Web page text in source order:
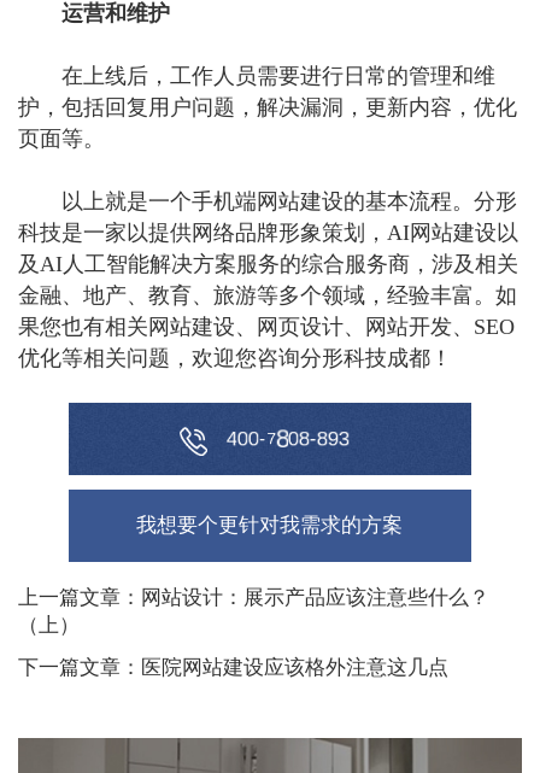
运营和维护
在上线后，工作人员需要进行日常的管理和维
护，包括回复用户问题，解决漏洞，更新内容，优化
页面等。
以上就是一个手机端网站建设的基本流程。分形
科技是一家以提供网络品牌形象策划，AI网站建设以
及AI人工智能解决方案服务的综合服务商，涉及相关
金融、地产、教育、旅游等多个领域，经验丰富。如
果您也有相关网站建设、网页设计、网站开发、SEO
优化等相关问题，欢迎您咨询分形科技成都！
400-7808-893
我想要个更针对我需求的方案
上一篇文章：网站设计：展示产品应该注意些什么？
（上）
下一篇文章：医院网站建设应该格外注意这几点